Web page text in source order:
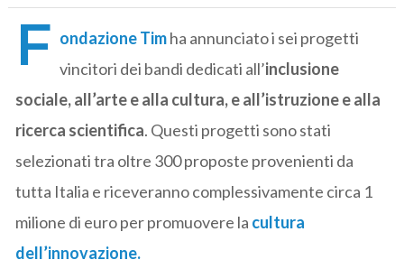
F ondazione Timha annunciato i sei progetti
vincitori dei bandi dedicati all’inclusione
sociale, all’arte e alla cultura, e all’istruzione e alla
ricerca scientifica. Questi progetti sono stati
selezionati tra oltre 300 proposte provenienti da
tutta Italia e riceveranno complessivamente circa 1
milione di euro per promuovere la cultura
dell’innovazione.